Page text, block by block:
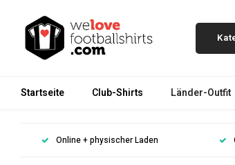
Startseite Club-Shirts Länder-Outfit
Online + physischer Laden